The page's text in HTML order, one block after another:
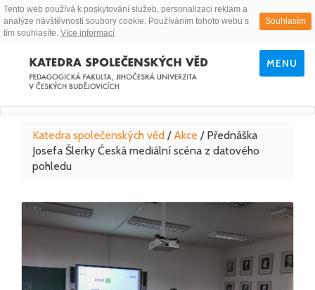
Tento web používá k poskytování služeb, personalizaci reklam a
analýze návštěvnosti soubory cookie. Používáním tohoto webu s
tím souhlasíte. Více informací
Souhlasím
MENU
Katedra společenských věd / Akce / Přednáška
Josefa Šlerky Česká mediální scéna z datového
pohledu